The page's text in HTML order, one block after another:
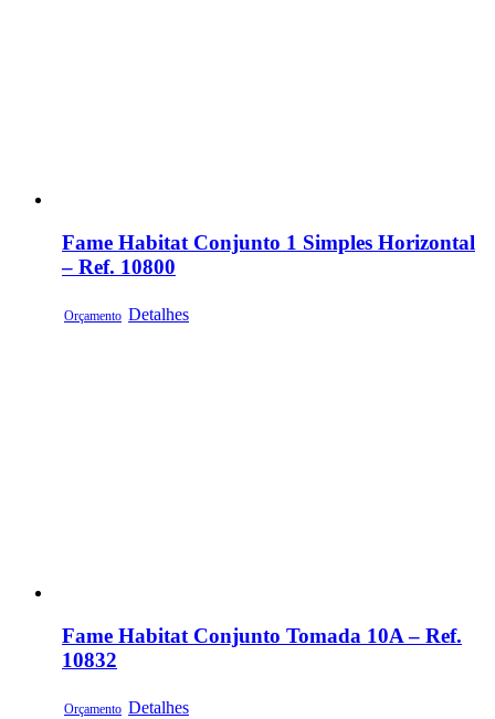
Fame Habitat Conjunto 1 Simples Horizontal
– Ref. 10800
Orçamento Detalhes
Fame Habitat Conjunto Tomada 10A – Ref.
10832
Orçamento Detalhes